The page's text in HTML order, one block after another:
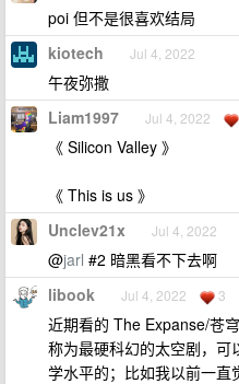
poi 但不是很喜欢结局
kiotech Jul 4, 2022
午夜弥撒
Liam1997 Jul 4, 2022
《 Silicon Valley 》
《 This is us 》
Unclev21x Jul 4, 2022
@jarl #2 暗黑看不下去啊
libook Jul 4, 2022 3
近期看的 The Expanse/苍
称为最硬科幻的太空剧，
学水平的；比如我以前一